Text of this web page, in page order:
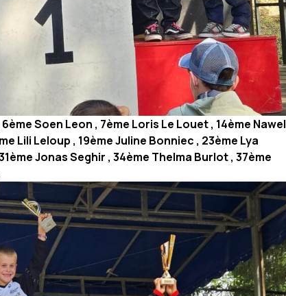
6ème Soen Leon , 7ème Loris Le Louet , 14ème Nawel
Lili Leloup , 19ème Juline Bonniec , 23ème Lya
Jonas Seghir , 34ème Thelma Burlot , 37ème